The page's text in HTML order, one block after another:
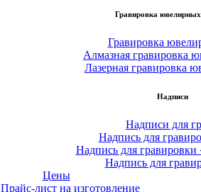
Гравировка ювелирных
Гравировка
Алмазная гравировка
Лазерная гравировка
Надписи
Надписи для
Надпись для
Надпись для
Надпись для
Цены
Прайс-лист на изготовление